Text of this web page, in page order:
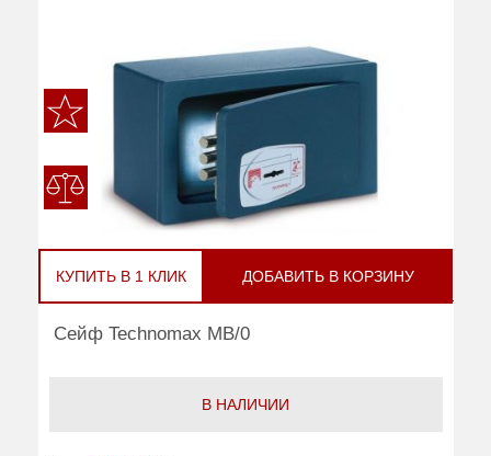
КУПИТЬ В 1 КЛИК ДОБАВИТЬ В КОРЗИНУ
Сейф Technomax MB/0
В НАЛИЧИИ